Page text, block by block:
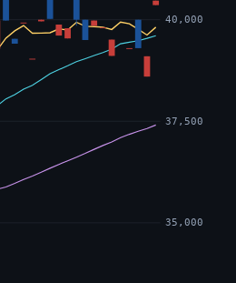
35,000
37,500
40,000